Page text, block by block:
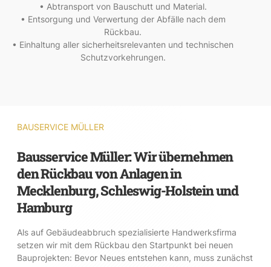
• Abtransport von Bauschutt und Material.
• Entsorgung und Verwertung der Abfälle nach dem
Rückbau.
• Einhaltung aller sicherheitsrelevanten und technischen
Schutzvorkehrungen.
BAUSERVICE MÜLLER
Bausservice Müller: Wir übernehmen
den Rückbau von Anlagen in
Mecklenburg, Schleswig-Holstein und
Hamburg
Als auf Gebäudeabbruch spezialisierte Handwerksfirma
setzen wir mit dem Rückbau den Startpunkt bei neuen
Bauprojekten: Bevor Neues entstehen kann, muss zunächst